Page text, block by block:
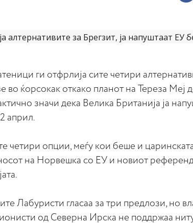
ги отфрлија сите четири
во ќорсокак откако планот на Тереза Меј
значи дека Велика Британија ја
април.
четири опции, меѓу кои беше и
на Норвешка со ЕУ и новиот
Лабуристи гласаа за три предлози, но
од Северна Ирска не поддржаа